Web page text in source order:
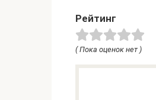
Рейтинг
( Пока оценок нет )